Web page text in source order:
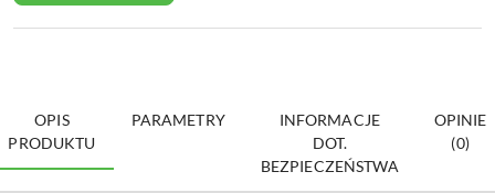
OPIS
PRODUKTU
PARAMETRY
INFORMACJE
DOT.
BEZPIECZEŃSTWA
OPINIE
(0)